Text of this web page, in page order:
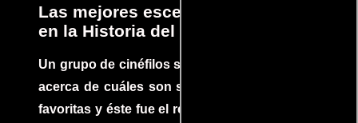
Las mejores escenas de acción
en la Historia del cine
Un grupo de cinéfilos se juntaron para debatir
acerca de cuáles son sus escenas de acción
favoritas y éste fue el resultado. No te pierdas